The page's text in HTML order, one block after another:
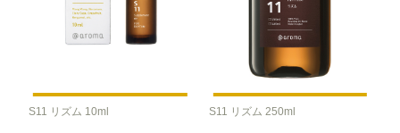
S11 リズム 10ml S11 リズム 250ml